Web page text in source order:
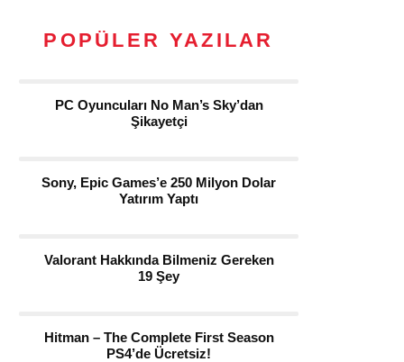
POPÜLER YAZILAR
PC Oyuncuları No Man’s Sky’dan
Şikayetçi
Sony, Epic Games’e 250 Milyon Dolar
Yatırım Yaptı
Valorant Hakkında Bilmeniz Gereken
19 Şey
Hitman – The Complete First Season
PS4’de Ücretsiz!